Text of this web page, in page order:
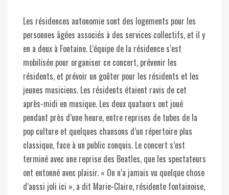
Les résidences autonomie sont des logements pour les
personnes âgées associés à des services collectifs, et il y
en a deux à Fontaine. L’équipe de la résidence s’est
mobilisée pour organiser ce concert, prévenir les
résidents, et prévoir un goûter pour les résidents et les
jeunes musiciens. Les résidents étaient ravis de cet
après-midi en musique. Les deux quatuors ont joué
pendant près d’une heure, entre reprises de tubes de la
pop culture et quelques chansons d’un répertoire plus
classique, face à un public conquis. Le concert s’est
terminé avec une reprise des Beatles, que les spectateurs
ont entonné avec plaisir. « On n’a jamais vu quelque chose
d’aussi joli ici », a dit Marie-Claire, résidente fontainoise,